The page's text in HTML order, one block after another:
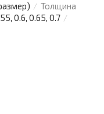
Толщина
0.6, 0.65, 0.7